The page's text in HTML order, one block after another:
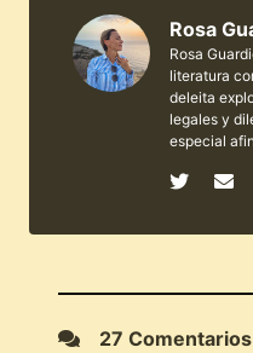
Rosa
Rosa
literatura
deleita
legales y
especial
27 Comentarios